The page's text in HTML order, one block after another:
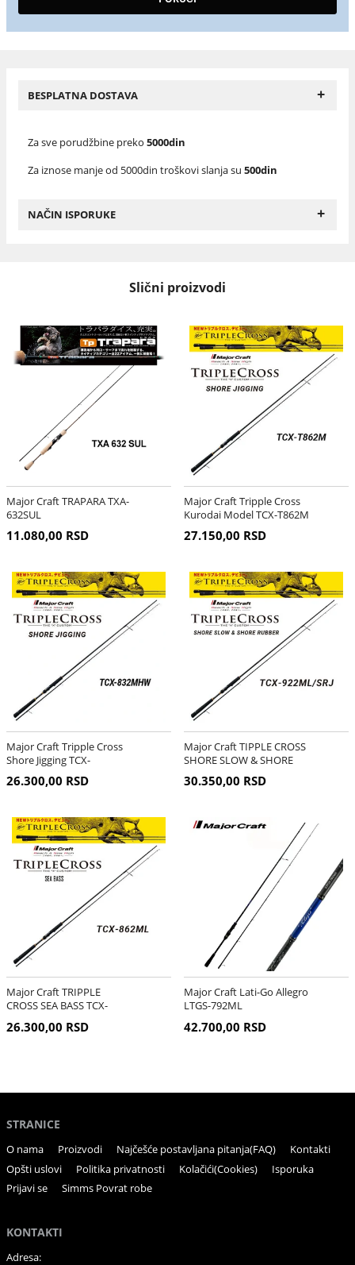
BESPLATNA DOSTAVA +
Za sve porudžbine preko 5000din
Za iznose manje od 5000din troškovi slanja su 500din
NAČIN ISPORUKE +
Slični proizvodi
Major Craft TRAPARA TXA-
632SUL
11.080,00 RSD
Major Craft Tripple Cross
Kurodai Model TCX-T862M
27.150,00 RSD
Major Craft Tripple Cross
Shore Jigging TCX-
832MHW
26.300,00 RSD
Major Craft TIPPLE CROSS
SHORE SLOW & SHORE
RUBBER TCX-922ML/SRJ
30.350,00 RSD
Major Craft TRIPPLE
CROSS SEA BASS TCX-
26.300,00 RSD
Major Craft Lati-Go Allegro
LTGS-792ML
42.700,00 RSD
STRANICE
O nama Proizvodi Najčešće postavljana pitanja(FAQ)
Kontakti
Opšti uslovi
Politika privatnosti Kolačići(Cookies)
Isporuka
Prijavi se
Simms Povrat robe
KONTAKTI
Adresa: